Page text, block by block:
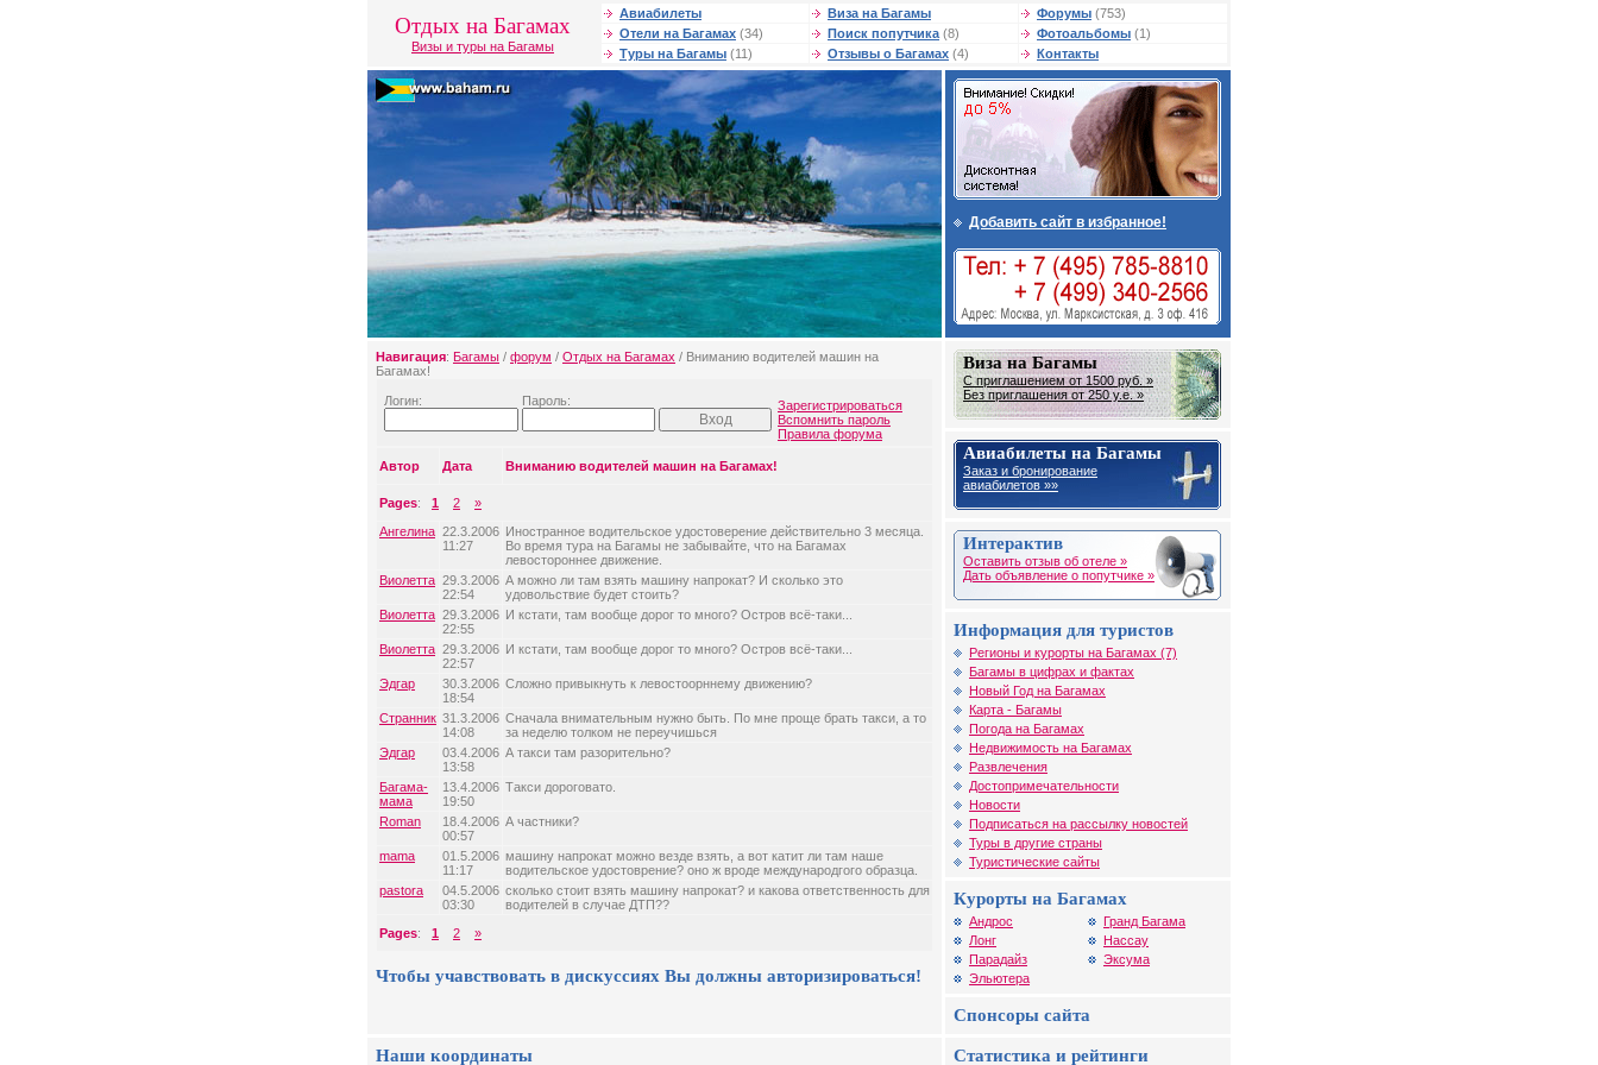
Отдых на Багамах
Визы и туры на Багамы
Авиабилеты Виза на Багамы Форумы (753)
Отели на Багамах (34) Поиск попутчика (8) Фотоальбомы (1)
Туры на Багамы (11) Отзывы о Багамах (4) Контакты
Добавить сайт в избранное!
Навигация: Багамы / форум / Отдых на Багамах / Вниманию водителей машин на
Багамах!
Логин: Пароль:
Зарегистрироваться
Вспомнить пароль
Правила форума
Автор Дата Вниманию водителей машин на Багамах!
Pages: 1 2
»
Ангелина 22.3.2006
11:27
Иностранное водительское удостоверение действительно 3 месяца.
Во время тура на Багамы не забывайте, что на Багамах
левостороннее движение.
Виолетта 29.3.2006
22:54
А можно ли там взять машину напрокат? И сколько это
удовольствие будет стоить?
Виолетта 29.3.2006
22:55
И кстати, там вообще дорог то много? Остров всё-таки...
Виолетта 29.3.2006
22:57
И кстати, там вообще дорог то много? Остров всё-таки...
Эдгар
30.3.2006
18:54
Сложно привыкнуть к левостоорннему движению?
Странник 31.3.2006
14:08
Сначала внимательным нужно быть. По мне проще брать такси, а то
за неделю толком не переучишься
Эдгар
03.4.2006
13:58
А такси там разорительно?
Багама-
мама
13.4.2006
19:50
Такси дороговато.
Roman
18.4.2006
00:57
А частники?
mama
01.5.2006
11:17
машину напрокат можно везде взять, а вот катит ли там наше
водительское удостоврение? оно ж вроде международгого образца.
pastora
04.5.2006
03:30
сколько стоит взять машину напрокат? и какова ответственность для
водителей в случае ДТП??
Pages: 1 2 »
Чтобы учавствовать в дискуссиях Вы должны авторизироваться!
Виза на Багамы
С приглашением от 1500 руб. »
Без приглашения от 250 у.е. »
Авиабилеты на Багамы
Заказ и бронирование
авиабилетов »»
Интерактив
Оставить отзыв об отеле »
Дать объявление о попутчике »
Информация для туристов
Регионы и курорты на Багамах (7)
Багамы в цифрах и фактах
Новый Год на Багамах
Карта - Багамы
Погода на Багамах
Недвижимость на Багамах
Развлечения
Достопримечательности
Новости
Подписаться на рассылку новостей
Туры в другие страны
Туристические сайты
Курорты на Багамах
Андрос
Лонг
Парадайз
Эльютера
Гранд Багама
Нассау
Эксума
Спонсоры сайта
Наши координаты Статистика и рейтинги